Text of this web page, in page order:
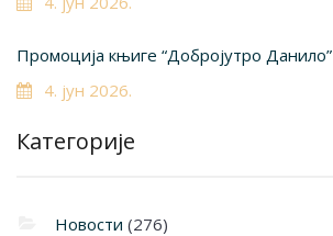
Промоција књиге “Добројутро Данило”
4. јун 2026.
Категорије
Новости (276)